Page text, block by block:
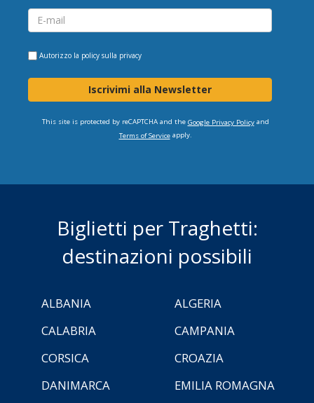
Autorizzo la policy sulla privacy
Iscrivimi alla Newsletter
This site is protected by reCAPTCHA and the Google Privacy Policyand
Terms of Serviceapply.
Biglietti per Traghetti:
destinazioni possibili
ALBANIA
ALGERIA
CALABRIA
CAMPANIA
CORSICA
CROAZIA
DANIMARCA
EMILIA ROMAGNA